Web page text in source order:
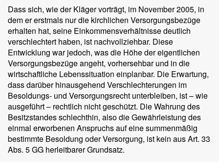
Dass sich, wie der Kläger vorträgt, im November 2005, in
dem er erstmals nur die kirchlichen Versorgungsbezüge
erhalten hat, seine Einkommensverhältnisse deutlich
verschlechtert haben, ist nachvollziehbar. Diese
Entwicklung war jedoch, was die Höhe der eigentlichen
Versorgungsbezüge angeht, vorhersehbar und in die
wirtschaftliche Lebenssituation einplanbar. Die Erwartung,
dass darüber hinausgehend Verschlechterungen im
Besoldungs- und Versorgungsrecht unterbleiben, ist – wie
ausgeführt – rechtlich nicht geschützt. Die Wahrung des
Besitzstandes schlechthin, also die Gewährleistung des
einmal erworbenen Anspruchs auf eine summenmäßig
bestimmte Besoldung oder Versorgung, ist kein aus Art. 33
Abs. 5 GG herleitbarer Grundsatz.